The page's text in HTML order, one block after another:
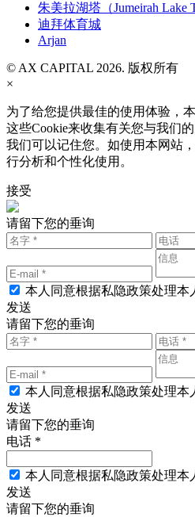
朱美拉湖塔（Jumeirah Lake
迪拜体育城
Arjan
© AX CAPITAL 2026. 版权所有
×
为了给您提供最佳的使用体验，
这些Cookie来收集有关您与我们
我们可以记住您。如使用本网站
行分析和个性化使用。
接受
请留下您的垂询
本人同意根据私隐政策处理本
发送
请留下您的垂询
本人同意根据私隐政策处理本
发送
请留下您的垂询
电话 *
本人同意根据私隐政策处理本
发送
请留下您的垂询